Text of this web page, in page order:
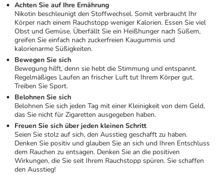
Achten Sie auf Ihre Ernährung
Nikotin beschleunigt den Stoffwechsel. Somit verbraucht Ihr
Körper nach einem Rauchstopp weniger Kalorien. Essen Sie viel
Obst und Gemüse. Überfällt Sie ein Heißhunger nach Süßem,
greifen Sie einfach nach zuckerfreien Kaugummis und
kalorienarme Süßigkeiten.
Bewegen Sie sich
Bewegung hilft, denn sie hebt die Stimmung und entspannt.
Regelmäßiges Laufen an frischer Luft tut Ihrem Körper gut.
Treiben Sie Sport.
Belohnen Sie sich
Belohnen Sie sich jeden Tag mit einer Kleinigkeit von dem Geld,
das Sie nicht für Zigaretten ausgegeben haben.
Freuen Sie sich über jeden kleinen Schritt
Seien Sie stolz auf sich, den Ausstieg geschafft zu haben.
Denken Sie positiv und glauben Sie an sich und Ihren Entschluss
dem Rauchen zu entsagen. Denken Sie an die positiven
Wirkungen, die Sie seit Ihrem Rauchstopp spüren. Sie schaffen
den Ausstieg!